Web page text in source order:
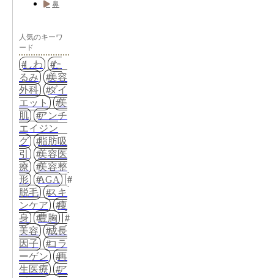
鼻
人気のキーワ
ード
しわ
た
るみ
美容
外科
ダイ
エット
美
肌
アンチ
エイジン
グ
脂肪吸
引
美容医
療
美容整
形
AGA
脱毛
スキ
ンケア
痩
身
豊胸
美容
成長
因子
コラ
ーゲン
再
生医療
ア